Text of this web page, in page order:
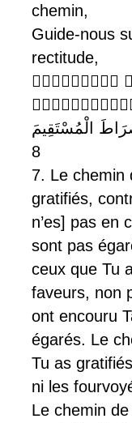
chemin,
Guide-nous
rectitude,

الْمُسْتَقِيمَ
8
7. Le chemin
gratifiés,
n’es] pas en
sont pas
ceux que Tu
faveurs, non
ont encouru
égarés. Le
Tu as
ni les
Le chemin